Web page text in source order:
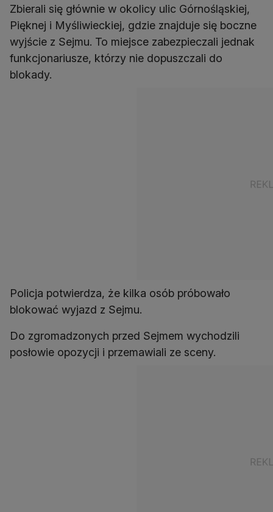
Zbierali się głównie w okolicy ulic Górnośląskiej,
Pięknej i Myśliwieckiej, gdzie znajduje się boczne
wyjście z Sejmu. To miejsce zabezpieczali jednak
funkcjonariusze, którzy nie dopuszczali do
blokady.
Policja potwierdza, że kilka osób próbowało
blokować wyjazd z Sejmu.
Do zgromadzonych przed Sejmem wychodzili
posłowie opozycji i przemawiali ze sceny.